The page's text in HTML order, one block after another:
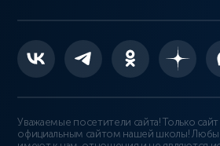
Уважаемые посетители сайта! Только
официальным сайтом нашей школы!